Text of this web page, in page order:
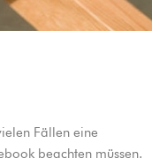
Fällen eine
beachten müssen.